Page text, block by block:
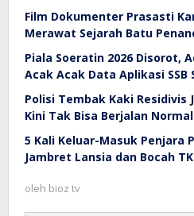
Film Dokumenter Prasasti
Merawat Sejarah Batu
Piala Soeratin 2026 Disorot,
Acak Acak Data Aplikasi
Polisi Tembak Kaki Residivis
Kini Tak Bisa Berjalan Normal
5 Kali Keluar-Masuk Penjara
Jambret Lansia dan Bocah
oleh bioz tv